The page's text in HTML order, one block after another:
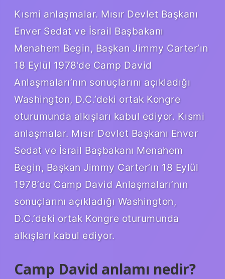
Kısmi anlaşmalar. Mısır Devlet Başkanı
Enver Sedat ve İsrail Başbakanı
Menahem Begin, Başkan Jimmy Carter’ın
18 Eylül 1978’de Camp David
Anlaşmaları’nın sonuçlarını açıkladığı
Washington, D.C.’deki ortak Kongre
oturumunda alkışları kabul ediyor. Kısmi
anlaşmalar. Mısır Devlet Başkanı Enver
Sedat ve İsrail Başbakanı Menahem
Begin, Başkan Jimmy Carter’ın 18 Eylül
1978’de Camp David Anlaşmaları’nın
sonuçlarını açıkladığı Washington,
D.C.’deki ortak Kongre oturumunda
alkışları kabul ediyor.
Camp David anlamı nedir?